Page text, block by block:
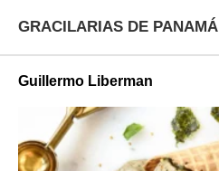
GRACILARIAS DE PANAMÁ
Guillermo Liberman